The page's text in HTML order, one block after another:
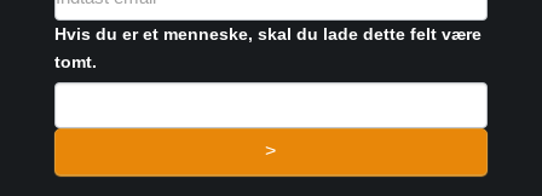
FORMULAR
Hvis du er et menneske, skal du lade dette felt være
tomt.
>